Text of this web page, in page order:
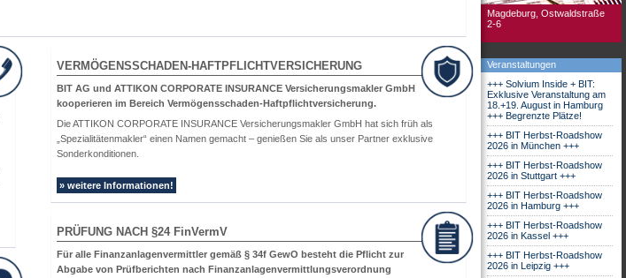
Magdeburg, Ostwaldstraße
2-6
Veranstaltungen
+++ Solvium Inside + BIT:
Exklusive Veranstaltung am
18.+19. August in Hamburg
+++ Begrenzte Plätze!
+++ BIT Herbst-Roadshow
2026 in München +++
+++ BIT Herbst-Roadshow
2026 in Stuttgart +++
+++ BIT Herbst-Roadshow
2026 in Hamburg +++
+++ BIT Herbst-Roadshow
2026 in Kassel +++
+++ BIT Herbst-Roadshow
2026 in Leipzig +++
VERMÖGENSSCHADEN-HAFTPFLICHTVERSICHERUNG
BIT AG und ATTIKON CORPORATE INSURANCE Versicherungsmakler GmbH
kooperieren im Bereich Vermögensschaden-Haftpflichtversicherung.
Die ATTIKON CORPORATE INSURANCE Versicherungsmakler GmbH hat sich früh als
„Spezialitätenmakler“ einen Namen gemacht – genießen Sie als unser Partner exklusive
Sonderkonditionen.
» weitere Informationen!
PRÜFUNG NACH §24 FinVermV
Für alle Finanzanlagenvermittler gemäß § 34f GewO besteht die Pflicht zur
Abgabe von Prüfberichten nach Finanz­anlagen­vermittlungs­verordnung